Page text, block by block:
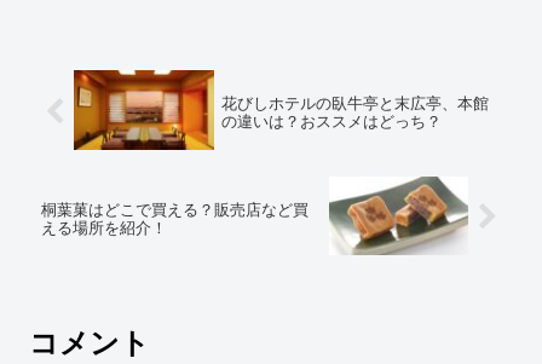
花びしホテルの臥牛亭と末広亭、本館
の違いは？おススメはどっち？
桐葉菓はどこで買える？販売店など買
える場所を紹介！
コメント